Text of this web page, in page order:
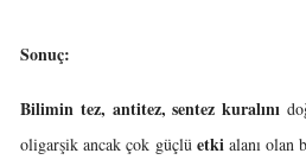
Sonuç:
Bilimin tez, antitez, sentez kuralını
oligarşik ancak çok güçlü etki alanı olan